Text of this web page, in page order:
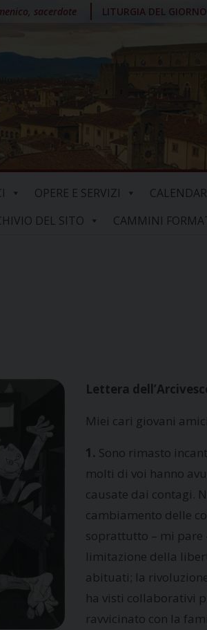
sacerdote LITURGIA DEL GIORNO
OPERE E SERVIZI
DEL SITO CAMMINI
Lettera
Miei cari giovani
1. Sono rimasto
molti di voi hanno
causate dai contagi.
cambiamento delle
soprattutto – mi
limitazione della
abituati; la
ha visti collaborativi
ravvicinato con la